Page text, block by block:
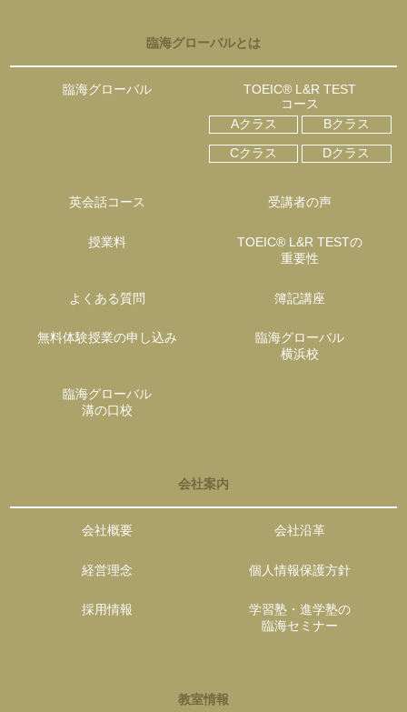
臨海グローバルとは
臨海グローバル
TOEIC® L&R TEST
コース
Aクラス
Bクラス
Cクラス Dクラス
英会話コース 受講者の声
授業料
TOEIC® L&R TESTの
重要性
よくある質問 簿記講座
無料体験授業の申し込み
臨海グローバル
横浜校
臨海グローバル
溝の口校
会社案内
会社概要 会社沿革
経営理念 個人情報保護方針
採用情報
学習塾・進学塾の
臨海セミナー
教室情報